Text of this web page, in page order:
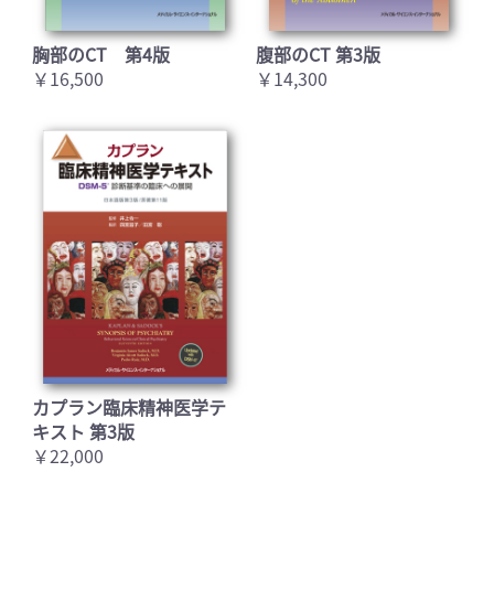
胸部のCT 第4版
￥16,500
腹部のCT 第3版
￥14,300
カプラン臨床精神医学テ
キスト 第3版
￥22,000